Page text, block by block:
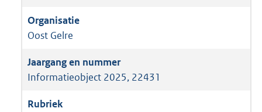
Oost Gelre
Informatieobject 2025, 22431